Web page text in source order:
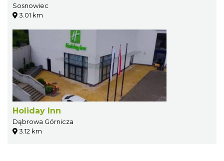
Sosnowiec
3.01 km
Holiday Inn
Dąbrowa Górnicza
3.12 km